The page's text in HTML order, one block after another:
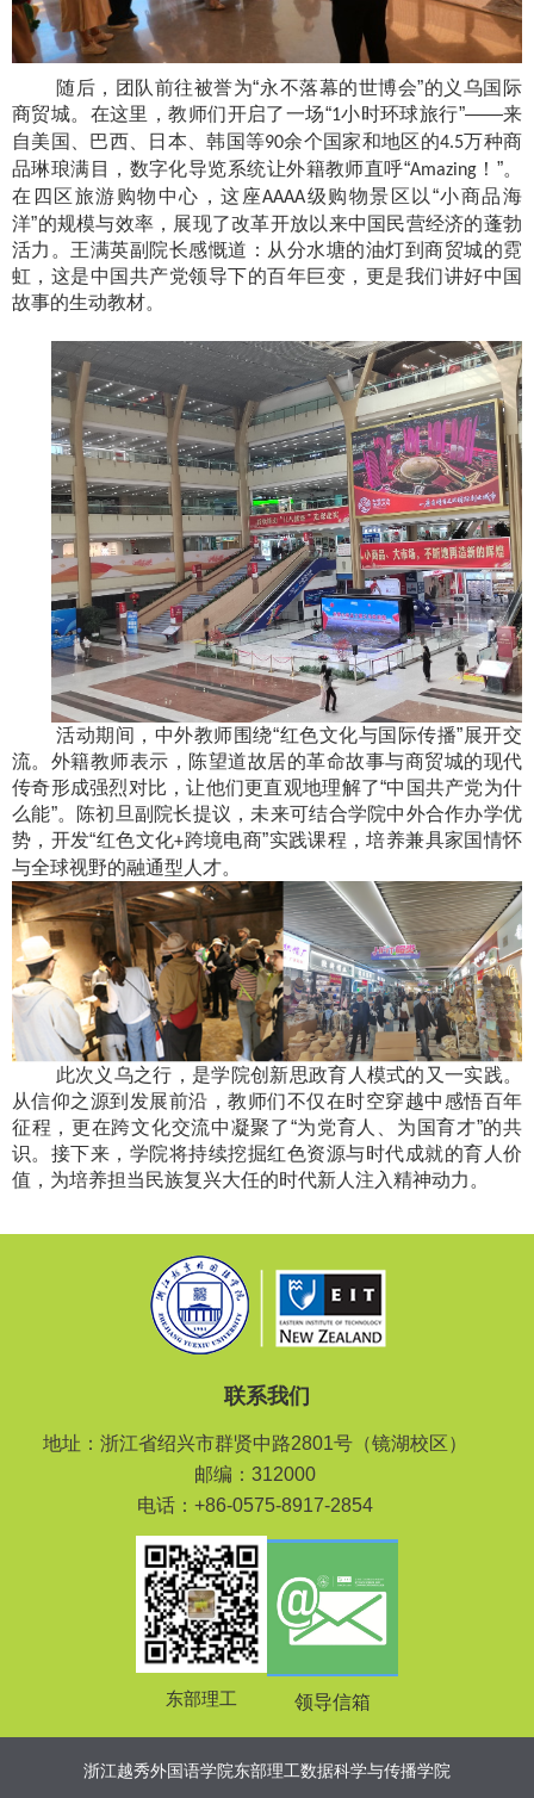
随后，团队前往被誉为“永不落幕的世博会”的义乌国际
商贸城。在这里，教师们开启了一场“1小时环球旅行”——来
自美国、巴西、日本、韩国等90余个国家和地区的4.5万种商
品琳琅满目，数字化导览系统让外籍教师直呼“Amazing！”。
在四区旅游购物中心，这座AAAA级购物景区以“小商品海
洋”的规模与效率，展现了改革开放以来中国民营经济的蓬勃
活力。王满英副院长感慨道：从分水塘的油灯到商贸城的霓
虹，这是中国共产党领导下的百年巨变，更是我们讲好中国
故事的生动教材。
活动期间，中外教师围绕“红色文化与国际传播”展开交
流。外籍教师表示，陈望道故居的革命故事与商贸城的现代
传奇形成强烈对比，让他们更直观地理解了“中国共产党为什
么能”。陈初旦副院长提议，未来可结合学院中外合作办学优
势，开发“红色文化+跨境电商”实践课程，培养兼具家国情怀
与全球视野的融通型人才。
此次义乌之行，是学院创新思政育人模式的又一实践。
从信仰之源到发展前沿，教师们不仅在时空穿越中感悟百年
征程，更在跨文化交流中凝聚了“为党育人、为国育才”的共
识。接下来，学院将持续挖掘红色资源与时代成就的育人价
值，为培养担当民族复兴大任的时代新人注入精神动力。
联系我们
地址：浙江省绍兴市群贤中路2801号（镜湖校区）
邮编：312000
电话：+86-0575-8917-2854
东部理工 领导信箱
浙江越秀外国语学院东部理工数据科学与传播学院